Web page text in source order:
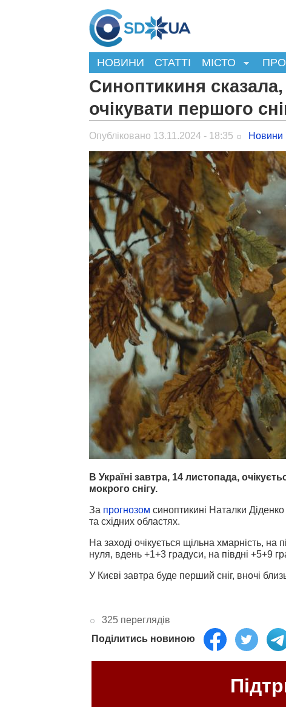
НОВИНИ СТАТТІ МІСТО
Синоптикиня
очікувати першого
Опубліковано 13.11.2024 - 18:35 Новини
В Україні завтра, 14 листопада,
мокрого снігу.
За прогнозом синоптикині Наталки
та східних областях.
На заході очікується щільна хмарність,
нуля, вдень +1+3 градуси, на півдні +5+9
У Києві завтра буде перший сніг, вночі
325 переглядів
Поділитись новиною